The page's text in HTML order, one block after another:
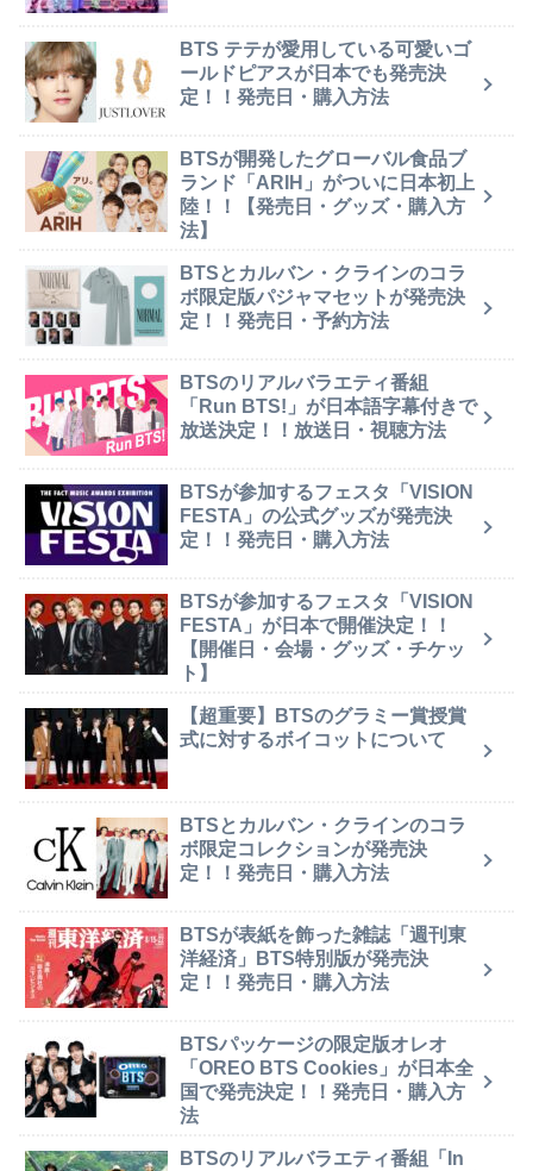
BTS テテが愛用している可愛いゴ
ールドピアスが日本でも発売決
定！！発売日・購入方法
BTSが開発したグローバル食品ブ
ランド「ARIH」がついに日本初上
陸！！【発売日・グッズ・購入方
法】
BTSとカルバン・クラインのコラ
ボ限定版パジャマセットが発売決
定！！発売日・予約方法
BTSのリアルバラエティ番組
「Run BTS!」が日本語字幕付きで
放送決定！！放送日・視聴方法
BTSが参加するフェスタ「VISION
FESTA」の公式グッズが発売決
定！！発売日・購入方法
BTSが参加するフェスタ「VISION
FESTA」が日本で開催決定！！
【開催日・会場・グッズ・チケッ
ト】
【超重要】BTSのグラミー賞授賞
式に対するボイコットについて
BTSとカルバン・クラインのコラ
ボ限定コレクションが発売決
定！！発売日・購入方法
BTSが表紙を飾った雑誌「週刊東
洋経済」BTS特別版が発売決
定！！発売日・購入方法
BTSパッケージの限定版オレオ
「OREO BTS Cookies」が日本全
国で発売決定！！発売日・購入方
法
BTSのリアルバラエティ番組「In